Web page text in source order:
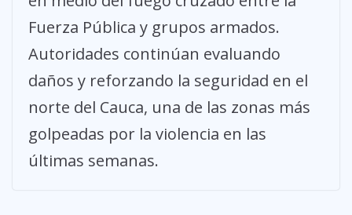
Fuerza Pública y grupos armados.
Autoridades continúan evaluando
daños y reforzando la seguridad en el
norte del Cauca, una de las zonas más
golpeadas por la violencia en las
últimas semanas.